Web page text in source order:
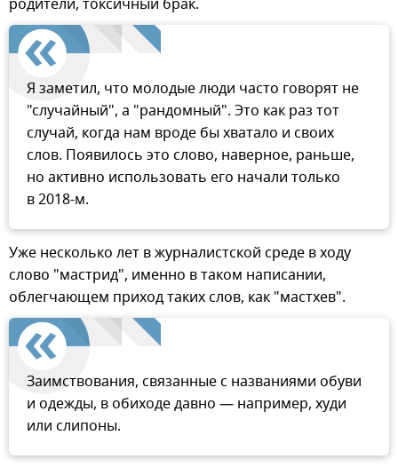
родители, токсичный брак.
Я заметил, что молодые люди часто говорят не
"случайный", а "рандомный". Это как раз тот
случай, когда нам вроде бы хватало и своих
слов. Появилось это слово, наверное, раньше,
но активно использовать его начали только
в 2018-м.
Уже несколько лет в журналистской среде в ходу
слово "мастрид", именно в таком написании,
облегчающем приход таких слов, как "мастхев".
Заимствования, связанные с названиями обуви
и одежды, в обиходе давно — например, худи
или слипоны.